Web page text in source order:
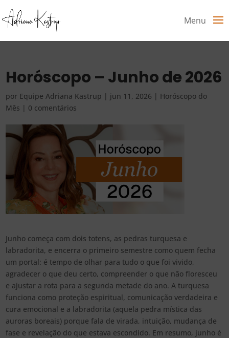
Menu
Horóscopo – Junho de 2026
por Equipe Adriana Kastrup | jun 11, 2026 | Horóscopo do
Mês | 0 comentários
Junho começa com dois totens, as pedras turquesa e
labradorita, e encerra o primeiro semestre como quem fecha
um portal: é tempo de olhar para tudo o que foi vivido,
agradecer o que deu certo, compreender o que não floresceu
e ajustar a rota para a segunda metade do ano. A turquesa
funciona como proteção espiritual, comunicação verdadeira e
cura emocional e a labradorita (aquela pedra mística das
auroras boreais) porque fala de virada, intuição, mudança de
fase e revelação do que estava escondido. Em resumo, junho é